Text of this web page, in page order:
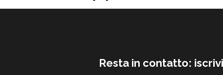
Resta in contatto: